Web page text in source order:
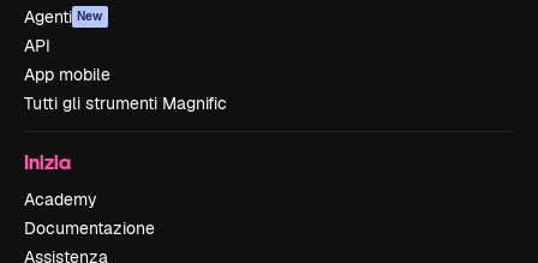
Agenti New
API
App mobile
Tutti gli strumenti Magnific
Inizia
Academy
Documentazione
Assistenza